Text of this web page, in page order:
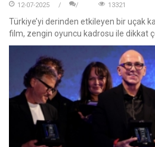
12-07-2025 13321
Türkiye’yi derinden etkileyen bir uçak
film, zengin oyuncu kadrosu ile dikkat